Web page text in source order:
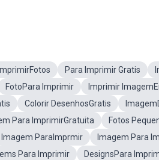
ImprimirFotos Para Imprimir Gratis
FotoPara Imprimir Imprimir
Colorir DesenhosGratis
Para ImprimirGratuita Fotos
Imagem ParaImprmir Imagem Para
Para Imprimir DesignsPara